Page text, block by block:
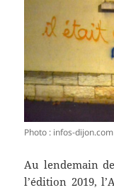
Photo : infos-dijon.com
Au lendemain
l’édition 2019,